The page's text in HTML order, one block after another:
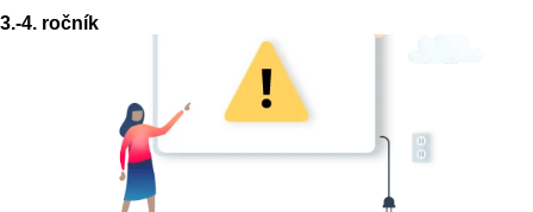
3.-4. ročník